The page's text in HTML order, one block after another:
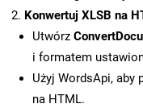
Konwertuj XLSB na
Utwórz
i formatem
Użyj WordsApi, aby
na HTML.